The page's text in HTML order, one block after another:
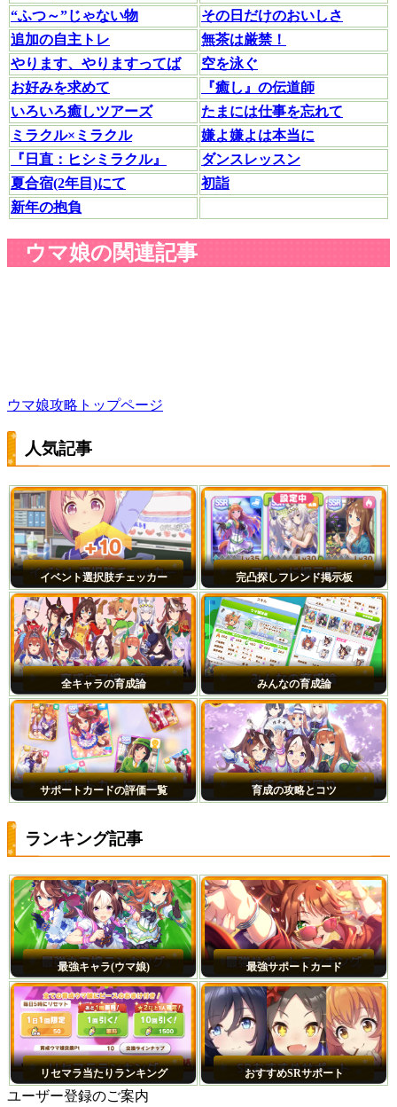
“ふつ～”じゃない物
その日だけのおいしさ
追加の自主トレ
無茶は厳禁！
やります、やりますってば
空を泳ぐ
お好みを求めて
『癒し』の伝道師
いろいろ癒しツアーズ
たまには仕事を忘れて
ミラクル×ミラクル
嫌よ嫌よは本当に
『日直：ヒシミラクル』
ダンスレッスン
夏合宿(2年目)にて
初詣
新年の抱負
ウマ娘の関連記事
ウマ娘攻略トップページ
人気記事
イベント選択肢チェッカー 完凸探しフレンド掲示板
全キャラの育成論 みんなの育成論
サポートカードの評価一覧 育成の攻略とコツ
ランキング記事
最強キャラ(ウマ娘) 最強サポートカード
リセマラ当たりランキング おすすめSRサポート
ユーザー登録のご案内